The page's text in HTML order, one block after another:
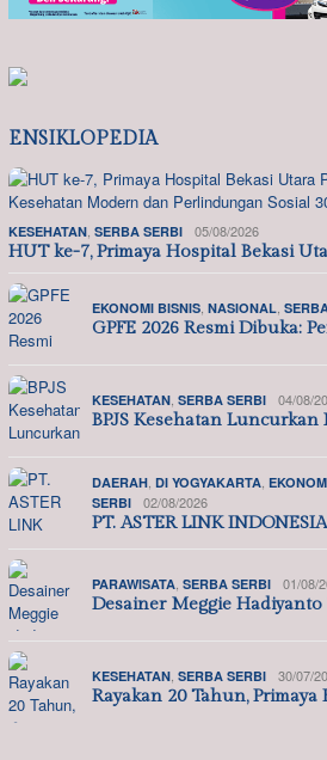
ENSIKLOPEDIA
KESEHATAN SERBA SERBI 05/08/2026
HUT ke-7, Primaya Hospital Bekasi
EKONOMI BISNIS NASIONAL
GPFE 2026 Resmi Dibuka:
KESEHATAN SERBA SERBI 04/08/
BPJS Kesehatan Luncurkan
DAERAH DI YOGYAKARTA
SERBI
02/08/2026
PT. ASTER LINK
PARAWISATA SERBA SERBI 01/08/
Desainer Meggie
KESEHATAN SERBA SERBI 30/07/
Rayakan 20 Tahun,